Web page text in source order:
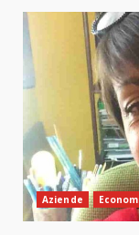
Aziende